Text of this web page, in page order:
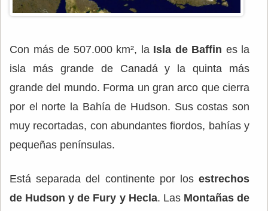
Con más de 507.000 km², la Isla de Baffin es la
isla más grande de Canadá y la quinta más
grande del mundo. Forma un gran arco que cierra
por el norte la Bahía de Hudson. Sus costas son
muy recortadas, con abundantes fiordos, bahías y
pequeñas penínsulas.
Está separada del continente por los estrechos
de Hudson y de Fury y Hecla. LasMontañas de